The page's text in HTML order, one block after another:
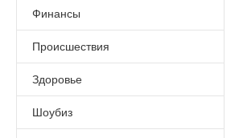
Финансы
Происшествия
Здоровье
Шоубиз